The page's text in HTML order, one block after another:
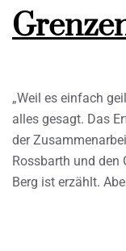
„Weil es einfach
alles gesagt. Das
der
Rossbarth und den
Berg ist erzählt.